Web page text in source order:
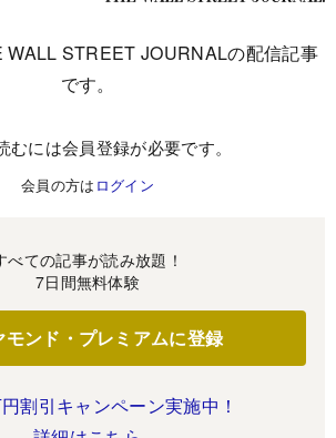
WALL STREET JOURNALの配信記事
です。
むには会員登録が必要です。
会員の方は ログイン
べての記事が読み放題！
7日間無料体験
モンド・プレミアムに登録
割引キャンペーン実施中！